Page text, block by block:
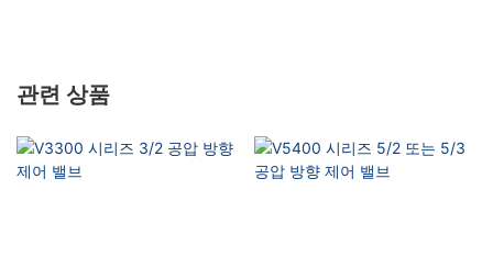
관련 상품